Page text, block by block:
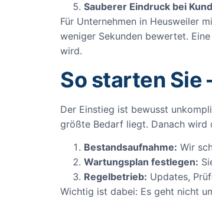
Sauberer Eindruck bei
Für Unternehmen in Heusweiler
weniger Sekunden bewertet. Eine
wird.
So starten
Der Einstieg ist bewusst
größte Bedarf liegt. Danach wird
Bestandsaufnahme: Wir
Wartungsplan festlegen:
Regelbetrieb: Updates,
Wichtig ist dabei: Es geht nicht